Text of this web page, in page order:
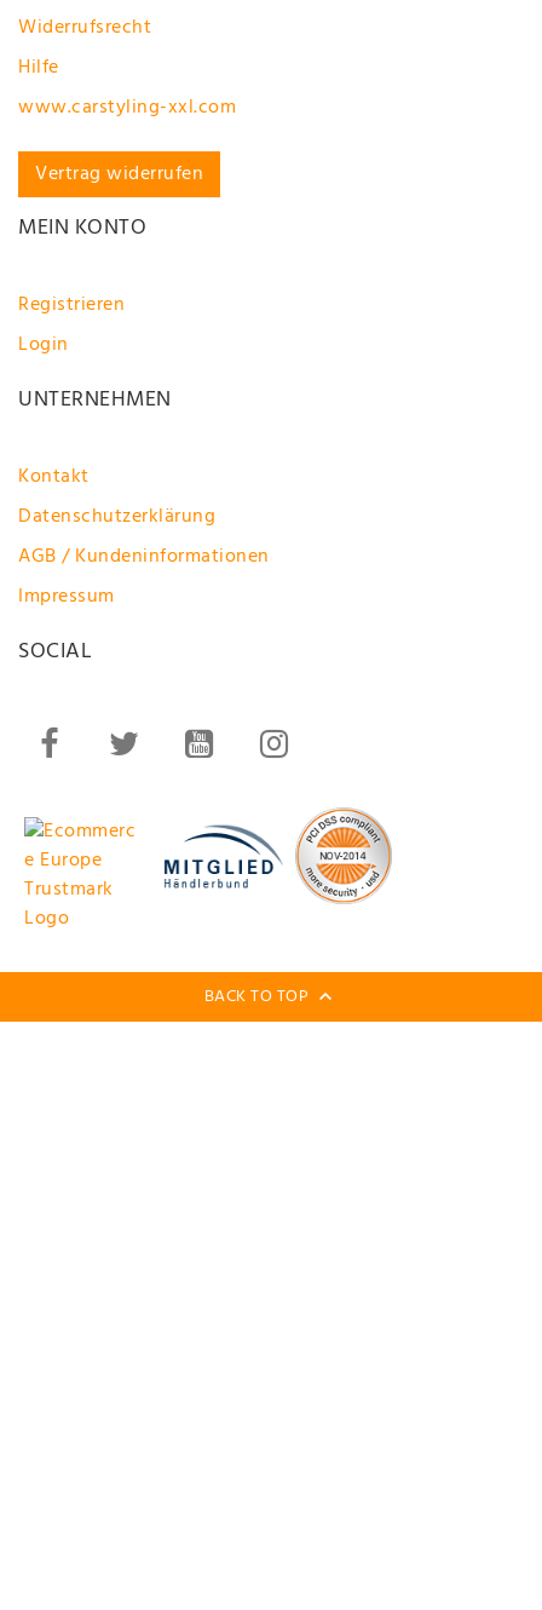
Widerrufsrecht
Hilfe
www.carstyling-xxl.com
Vertrag widerrufen
MEIN KONTO
Registrieren
Login
UNTERNEHMEN
Kontakt
Datenschutzerklärung
AGB / Kundeninformationen
Impressum
SOCIAL
BACK TO TOP